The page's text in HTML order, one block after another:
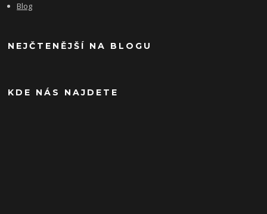
Blog
NEJČTENĚJŠÍ NA BLOGU
KDE NÁS NAJDETE